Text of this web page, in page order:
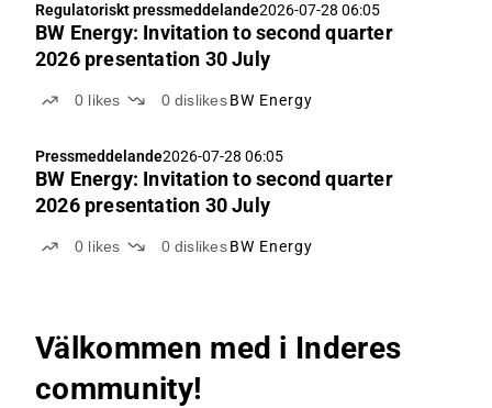
Regulatoriskt pressmeddelande2026-07-28 06:05
BW Energy: Invitation to second quarter
2026 presentation 30 July
0 likes 0 dislikes BW Energy
Pressmeddelande2026-07-28 06:05
BW Energy: Invitation to second quarter
2026 presentation 30 July
0 likes 0 dislikes BW Energy
Välkommen med i Inderes
community!